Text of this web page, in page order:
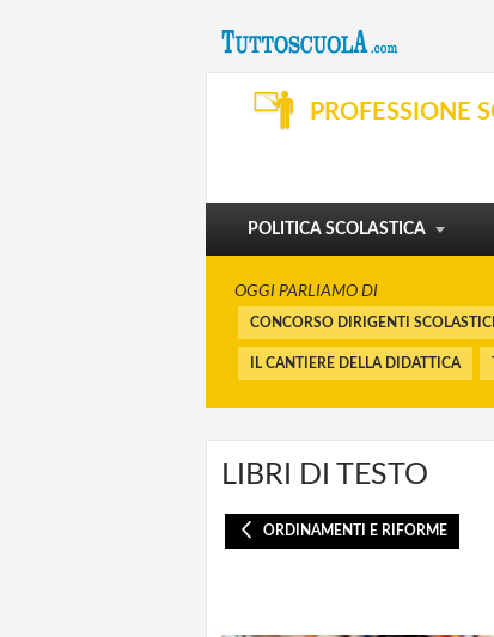
PROFESSIONE
POLITICA SCOLASTICA
SVILUPPO PROFESSIONALE
ORGANIZZAZIONE E SERVIZI
OGGI PARLIAMO DI
CONCORSO DIRIGENTI SCOLASTICI
IL CANTIERE DELLA DIDATTICA
LIBRI DI TESTO
ORDINAMENTI E RIFORME